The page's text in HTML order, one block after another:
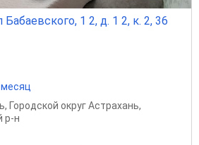
1 2, д. 1 2, к. 2, 36
месяц
, Городской округ Астрахань,
р-н